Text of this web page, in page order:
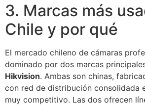
3. Marcas más
Chile y por qué
El mercado chileno de cámaras
dominado por dos marcas
Hikvision. Ambas son chinas,
con red de distribución consolidada
muy competitivo. Las dos ofrecen